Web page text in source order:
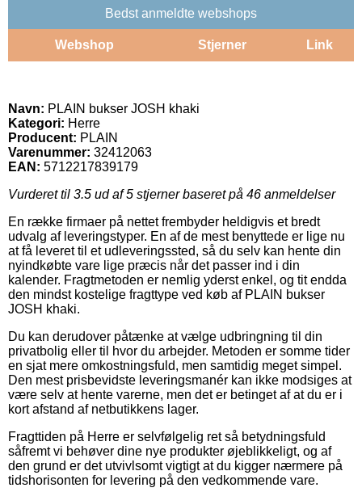
Bedst anmeldte webshops
Webshop Stjerner Link
Navn: PLAIN bukser JOSH khaki
Kategori: Herre
Producent: PLAIN
Varenummer: 32412063
EAN: 5712217839179
Vurderet til 3.5 ud af 5 stjerner baseret på 46 anmeldelser
En række firmaer på nettet frembyder heldigvis et bredt
udvalg af leveringstyper. En af de mest benyttede er lige nu
at få leveret til et udleveringssted, så du selv kan hente din
nyindkøbte vare lige præcis når det passer ind i din
kalender. Fragtmetoden er nemlig yderst enkel, og tit endda
den mindst kostelige fragttype ved køb af PLAIN bukser
JOSH khaki.
Du kan derudover påtænke at vælge udbringning til din
privatbolig eller til hvor du arbejder. Metoden er somme tider
en sjat mere omkostningsfuld, men samtidig meget simpel.
Den mest prisbevidste leveringsmanér kan ikke modsiges at
være selv at hente varerne, men det er betinget af at du er i
kort afstand af netbutikkens lager.
Fragttiden på Herre er selvfølgelig ret så betydningsfuld
såfremt vi behøver dine nye produkter øjeblikkeligt, og af
den grund er det utvivlsomt vigtigt at du kigger nærmere på
tidshorisonten for levering på den vedkommende vare.